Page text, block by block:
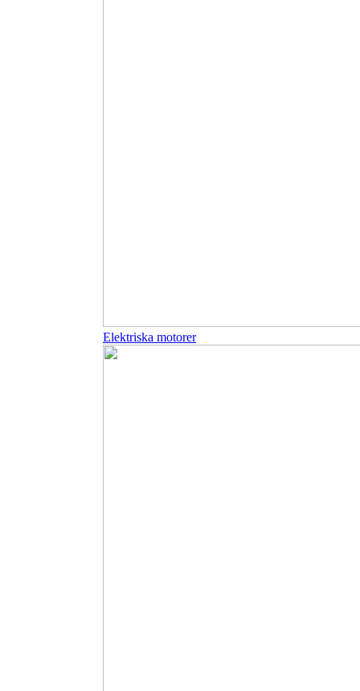
Elektriska motorer